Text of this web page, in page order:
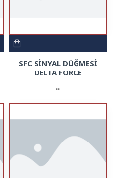
SFC SİNYAL DÜĞMESİ
DELTA FORCE
..